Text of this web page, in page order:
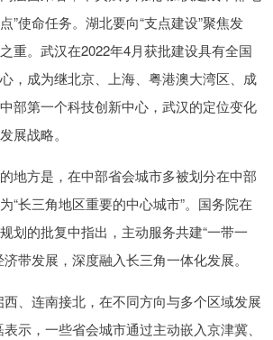
”使命任务。湖北要向“支点建设”聚焦发
重。武汉在2022年4月获批建设具有全国
，成为继北京、上海、粤港澳大湾区、成
部第一个科技创新中心，武汉的定位变化
展战略。
方是，在中部省会城市多被划分在中部
“长三角地区重要的中心城市”。国务院在
划的批复中指出，主动服务共建“一带一
带发展，深度融入长三角一体化发展。
、连南接北，在不同方向与多个区域发展
示，一些省会城市通过主动嵌入京津冀、